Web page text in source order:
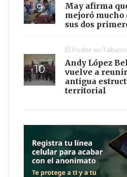
May afirma
mejoró mucho
sus dos
El Poder en
Andy López
vuelve a
antigua
territorial